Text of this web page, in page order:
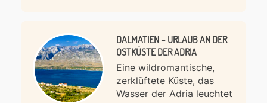
DALMATIEN – URLAUB AN DER
OSTKÜSTE DER ADRIA
Eine wildromantische,
zerklüftete Küste, das
Wasser der Adria leuchtet